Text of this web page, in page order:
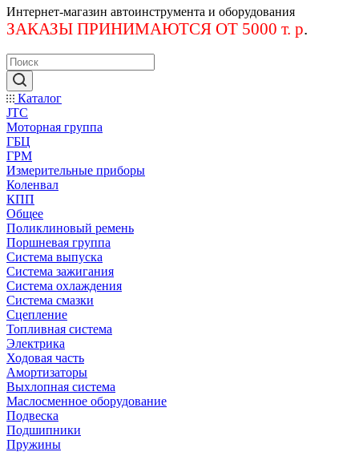
Интернет-магазин автоинструмента и оборудования
ЗАКАЗЫ ПРИНИМАЮТСЯ ОТ 5000 т. р.
Каталог
JTC
Моторная группа
ГБЦ
ГРМ
Измерительные приборы
Коленвал
КПП
Общее
Поликлиновый ремень
Поршневая группа
Система выпуска
Система зажигания
Система охлаждения
Система смазки
Сцепление
Топливная система
Электрика
Ходовая часть
Амортизаторы
Выхлопная система
Маслосменное оборудование
Подвеска
Подшипники
Пружины